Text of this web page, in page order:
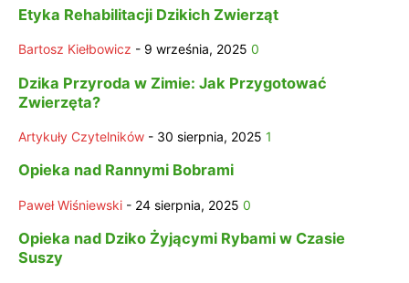
Etyka Rehabilitacji Dzikich Zwierząt
Bartosz Kiełbowicz - 9 września, 2025 0
Dzika Przyroda w Zimie: Jak Przygotować
Zwierzęta?
Artykuły Czytelników - 30 sierpnia, 2025 1
Opieka nad Rannymi Bobrami
Paweł Wiśniewski - 24 sierpnia, 2025 0
Opieka nad Dziko Żyjącymi Rybami w Czasie
Suszy